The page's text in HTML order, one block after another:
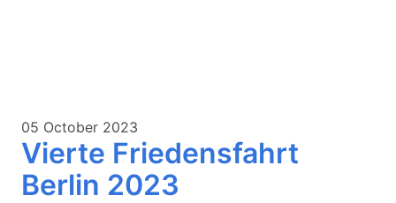
05 October 2023
Vierte Friedensfahrt
Berlin 2023